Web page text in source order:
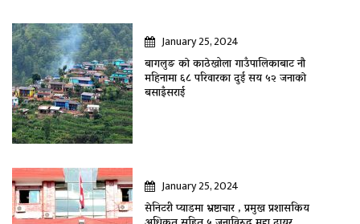
January 25, 2024
बागलुङ काे काठेखोला गाउँपालिकाबाट नौ
महिनामा ६८ परिवारका दुई सय ५२ जनाकाे
बसाइँसराई
January 25, 2024
सेनिटरी प्याडमा भ्रष्टाचार , प्रमुख प्रशासकिय